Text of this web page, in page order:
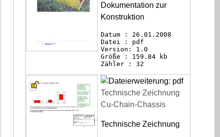
Dokumentation zur
Konstruktion
Datum : 26.01.2008
Datei : pdf
Version: 1.0
Größe : 159.84 kb
Zähler : 32
Technische Zeichnung
Cu-Chain-Chassis
Technische Zeichnung